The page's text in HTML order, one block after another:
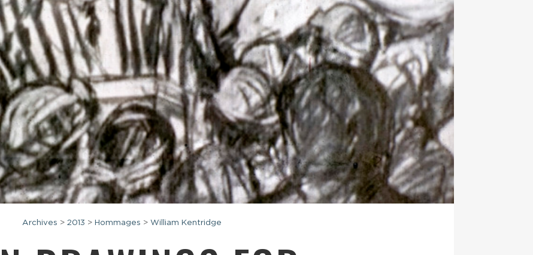
Archives > 2013 > Hommages > William Kentridge